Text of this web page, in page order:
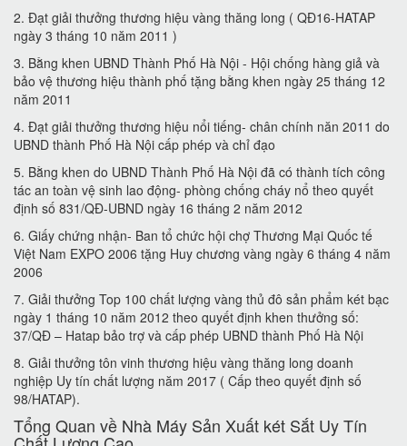
2. Đạt giải thưởng thương hiệu vàng thăng long ( QĐ16-HATAP
ngày 3 tháng 10 năm 2011 )
3. Bằng khen UBND Thành Phố Hà Nội - Hội chống hàng giả và
bảo vệ thương hiệu thành phố tặng bằng khen ngày 25 tháng 12
năm 2011
4. Đạt giải thưởng thương hiệu nổi tiếng- chân chính năn 2011 do
UBND thành Phố Hà Nội cấp phép và chỉ đạo
5. Bằng khen do UBND Thành Phố Hà Nội đã có thành tích công
tác an toàn vệ sinh lao động- phòng chống cháy nổ theo quyết
định số 831/QĐ-UBND ngày 16 tháng 2 năm 2012
6. Giấy chứng nhận- Ban tổ chức hội chợ Thương Mại Quốc tế
Việt Nam EXPO 2006 tặng Huy chương vàng ngày 6 tháng 4 năm
2006
7. Giải thưởng Top 100 chất lượng vàng thủ đô sản phẩm két bạc
ngày 1 tháng 10 năm 2012 theo quyết định khen thưởng số:
37/QĐ – Hatap bảo trợ và cấp phép UBND thành Phố Hà Nội
8. Giải thưởng tôn vinh thương hiệu vàng thăng long doanh
nghiệp Uy tín chất lượng năm 2017 ( Cấp theo quyết định số
98/HATAP).
Tổng Quan về Nhà Máy Sản Xuất két Sắt Uy Tín